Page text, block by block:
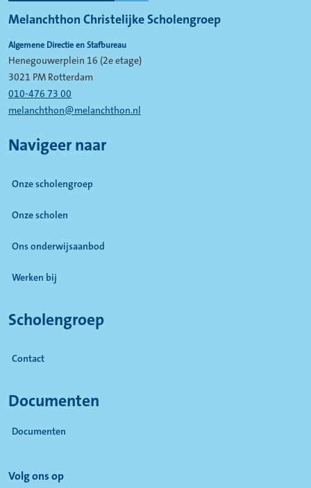
Melanchthon Christelijke Scholengroep
Algemene Directie en Stafbureau
Henegouwerplein 16 (2e etage)
3021 PM Rotterdam
010-476 73 00
melanchthon@melanchthon.nl
Navigeer naar
Onze scholengroep
Onze scholen
Ons onderwijsaanbod
Werken bij
Scholengroep
Contact
Documenten
Documenten
Volg ons op